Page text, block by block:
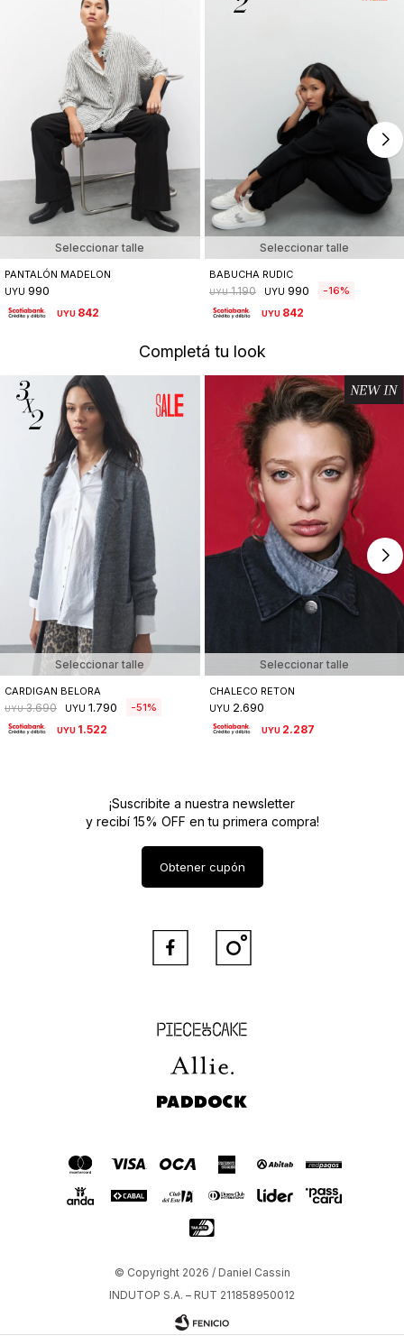
Seleccionar talle
PANTALÓN MADELON
UYU 990
UYU 842
Seleccionar talle
BABUCHA RUDIC
UYU 1.190 UYU 990 16
UYU 842
Completá tu look
Seleccionar talle
CARDIGAN BELORA
UYU 3.690 UYU 1.790 51
UYU 1.522
Seleccionar talle
CHALECO RETON
UYU 2.690
UYU 2.287
Piece of Cake
Allie
Paddock
¡Suscribite a nuestra newsletter
y recibí 15% OFF en tu primera compra!
Obtener cupón
 
© Copyright 2026 / Daniel Cassin
INDUTOP S.A. – RUT 211858950012